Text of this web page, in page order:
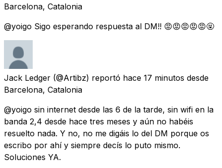
Barcelona, Catalonia
@yoigo Sigo esperando respuesta al DM!! 😡😡😡😡😡🤬
Jack Ledger (@Artibz) reportó hace 17 minutos desde
Barcelona, Catalonia
@yoigo sin internet desde las 6 de la tarde, sin wifi en la
banda 2,4 desde hace tres meses y aún no habéis
resuelto nada. Y no, no me digáis lo del DM porque os
escribo por ahí y siempre decís lo puto mismo.
Soluciones YA.